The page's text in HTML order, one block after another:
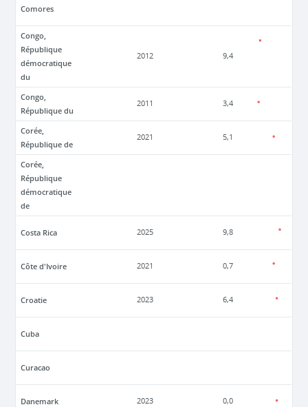
Comores
Congo,
République
démocratique
du
2012 9,4
Congo,
République du
2011 3,4
Corée,
République de
2021 5,1
Corée,
République
démocratique
de
Costa Rica 2025 9,8
Côte d'Ivoire 2021 0,7
Croatie 2023 6,4
Cuba
Curacao
Danemark 2023 0,0